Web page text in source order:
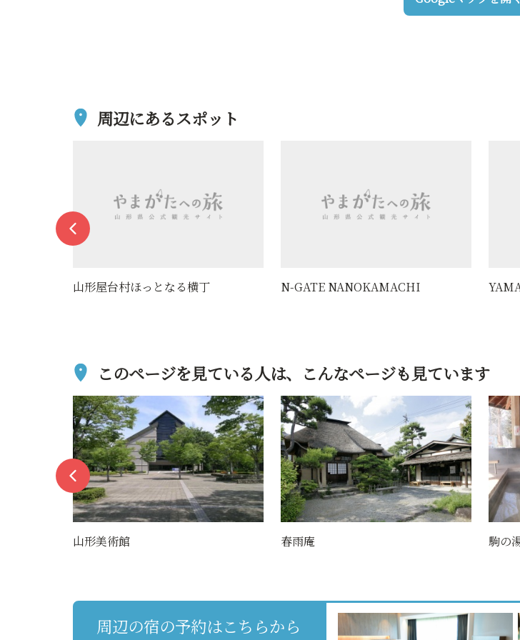
周辺にあるスポット
N-GATE NANOKAMACHI YAMAGATA BAR HOPPING
このページを見ている人は、 こんなページも見ています
春雨庵
周辺の宿の予約はこちらから